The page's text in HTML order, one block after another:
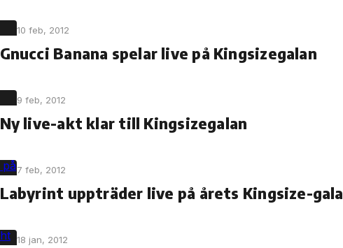
10 feb, 2012
Gnucci Banana spelar live på Kingsizegalan
9 feb, 2012
Ny live-akt klar till Kingsizegalan
7 feb, 2012
Labyrint uppträder live på årets Kingsize-gala
18 jan, 2012